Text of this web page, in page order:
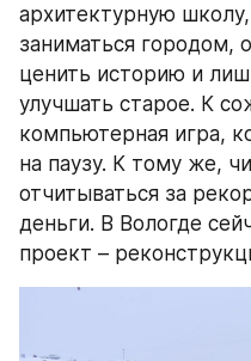
архитектурную
заниматься городом,
ценить историю и
улучшать старое. К
компьютерная игра,
на паузу. К тому же,
отчитываться за
деньги. В Вологде
проект –